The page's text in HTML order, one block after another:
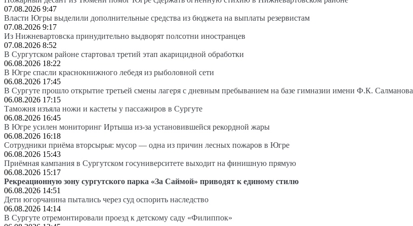
07.08.2026 9:47
Власти Югры выделили дополнительные средства из бюджета на выплаты резервистам
07.08.2026 9:17
Из Нижневартовска принудительно выдворят полсотни иностранцев
07.08.2026 8:52
В Сургутском районе стартовал третий этап акарицидной обработки
06.08.2026 18:22
В Югре спасли краснокнижного лебедя из рыболовной сети
06.08.2026 17:45
В Сургуте прошло открытие третьей смены лагеря с дневным пребыванием на базе гимназии имени Ф.К. Салманова
06.08.2026 17:15
Таможня изъяла ножи и кастеты у пассажиров в Сургуте
06.08.2026 16:45
В Югре усилен мониторинг Иртыша из-за установившейся рекордной жары
06.08.2026 16:18
Сотрудники приёма вторсырья: мусор — одна из причин лесных пожаров в Югре
06.08.2026 15:43
Приёмная кампания в Сургутском госуниверситете выходит на финишную прямую
06.08.2026 15:17
Рекреационную зону сургутского парка «За Саймой» приводят к единому стилю
06.08.2026 14:51
Дети югорчанина пытались через суд оспорить наследство
06.08.2026 14:14
В Сургуте отремонтировали проезд к детскому саду «Филиппок»